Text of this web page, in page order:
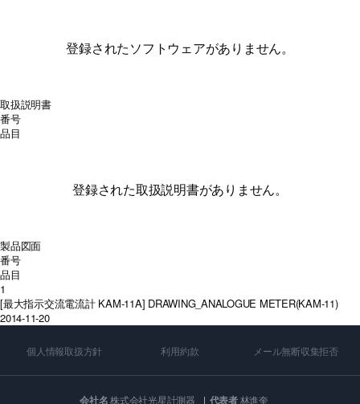
登録されたソフトウェアがありません。
取扱説明書
番号
品目
登録された取扱説明書がありません。
製品図面
番号
品目
1
[最大指示交流電流計 KAM-11A] DRAWING_ANALOGUE METER(KAM-11)
2014-11-20
個人情報取扱方針 利用約款 メール無断収集拒否
会社名株式会社光星計測器 代表者林進奎